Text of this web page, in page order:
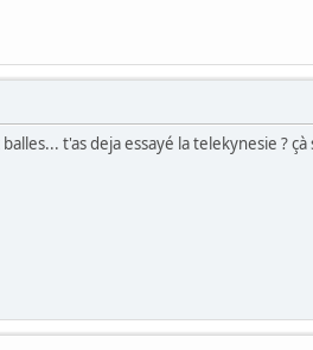
t'as deja essayé la telekynesie ?